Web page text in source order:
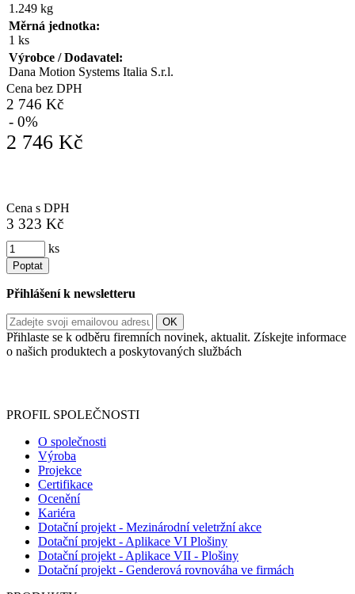
1.249 kg
Měrná jednotka:
1 ks
Výrobce / Dodavatel:
Dana Motion Systems Italia S.r.l.
Cena bez DPH
2 746 Kč
- 0%
2 746 Kč
Cena s DPH
3 323 Kč
ks
Poptat
Přihlášení k newsletteru
Přihlaste se k odběru firemních novinek, aktualit. Získejte informace
o našich produktech a poskytovaných službách
PROFIL SPOLEČNOSTI
O společnosti
Výroba
Projekce
Certifikace
Ocenění
Kariéra
Dotační projekt - Mezinárodní veletržní akce
Dotační projekt - Aplikace VI Plošiny
Dotační projekt - Aplikace VII - Plošiny
Dotační projekt - Genderová rovnováha ve firmách